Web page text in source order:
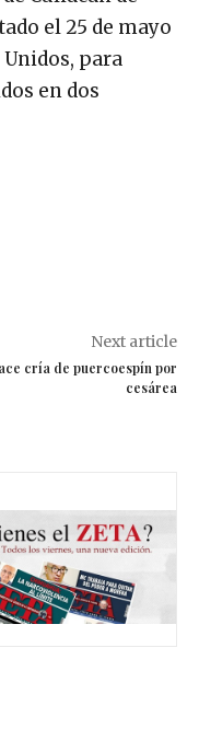
el 25 de mayo
Unidos, para
en dos
Next article
cría de puercoespín por
cesárea